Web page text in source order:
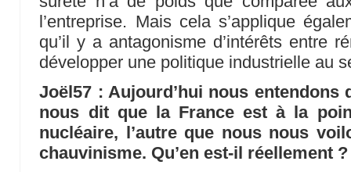
l’entreprise. Mais cela s’applique
qu’il y a antagonisme d’intérêts entre
développer une politique industrielle au
Joël57 : Aujourd’hui nous entendons
nous dit que la France est à la
nucléaire, l’autre que nous nous
chauvinisme. Qu’en est-il réellement ?